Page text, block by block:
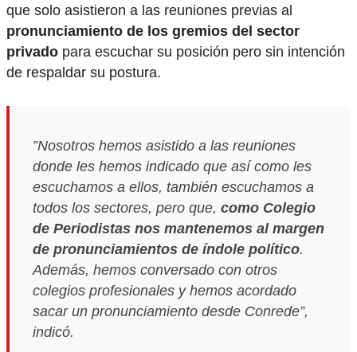
que solo asistieron a las reuniones previas al
pronunciamiento de los gremios del sector
privado para escuchar su posición pero sin intención
de respaldar su postura.
”Nosotros hemos asistido a las reuniones
donde les hemos indicado que así como les
escuchamos a ellos, también escuchamos a
todos los sectores, pero que, como Colegio
de Periodistas nos mantenemos al margen
de pronunciamientos de índole político.
Además, hemos conversado con otros
colegios profesionales y hemos acordado
sacar un pronunciamiento desde Conrede”,
indicó.